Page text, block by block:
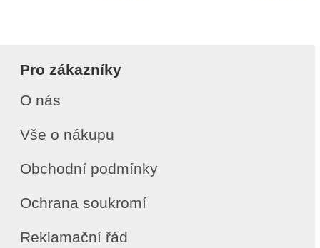
Pro zákazníky
O nás
Vše o nákupu
Obchodní podmínky
Ochrana soukromí
Reklamační řád